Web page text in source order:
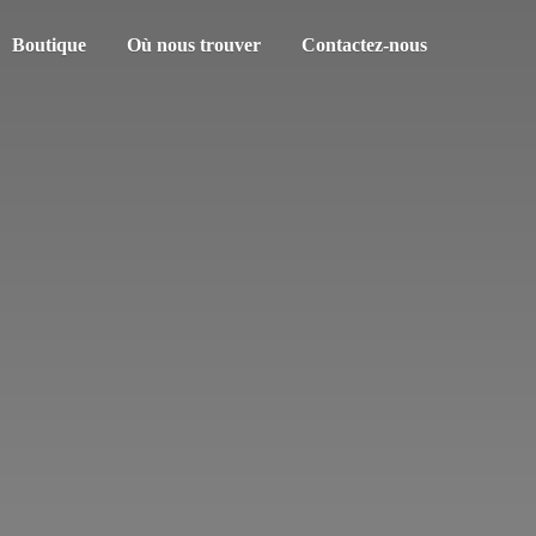
Boutique Où nous trouver Contactez-nous